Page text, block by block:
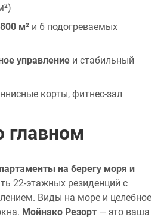
м² и 6 подогреваемых
управление и стабильный
корты, фитнес-зал
главном
на берегу моря и
22-этажных резиденций с
Виды на море и целебное
Мойнако Резорт — это ваша